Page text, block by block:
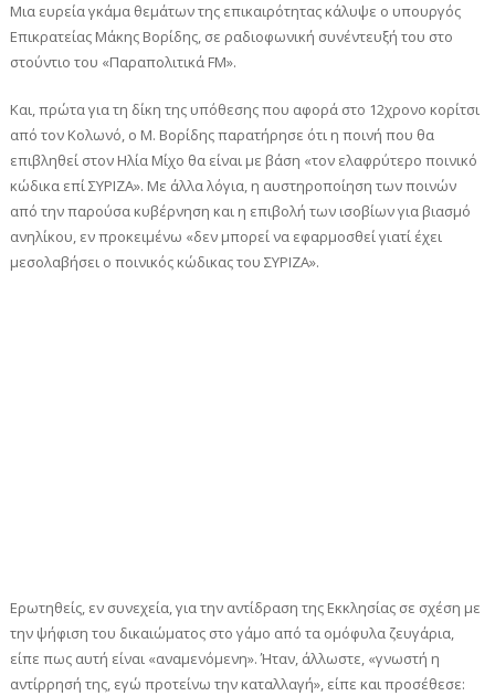
Μια ευρεία γκάμα θεμάτων της επικαιρότητας κάλυψε ο υπουργός
Επικρατείας Μάκης Βορίδης, σε ραδιοφωνική συνέντευξή του στο
στούντιο του «Παραπολιτικά FM».
Και, πρώτα για τη δίκη της υπόθεσης που αφορά στο 12χρονο κορίτσι
από τον Κολωνό, ο Μ. Βορίδης παρατήρησε ότι η ποινή που θα
επιβληθεί στον Ηλία Μίχο θα είναι με βάση «τον ελαφρύτερο ποινικό
κώδικα επί ΣΥΡΙΖΑ». Με άλλα λόγια, η αυστηροποίηση των ποινών
από την παρούσα κυβέρνηση και η επιβολή των ισοβίων για βιασμό
ανηλίκου, εν προκειμένω «δεν μπορεί να εφαρμοσθεί γιατί έχει
μεσολαβήσει ο ποινικός κώδικας του ΣΥΡΙΖΑ».
Ερωτηθείς, εν συνεχεία, για την αντίδραση της Εκκλησίας σε σχέση με
την ψήφιση του δικαιώματος στο γάμο από τα ομόφυλα ζευγάρια,
είπε πως αυτή είναι «αναμενόμενη». Ήταν, άλλωστε, «γνωστή η
αντίρρησή της, εγώ προτείνω την καταλλαγή», είπε και προσέθεσε: